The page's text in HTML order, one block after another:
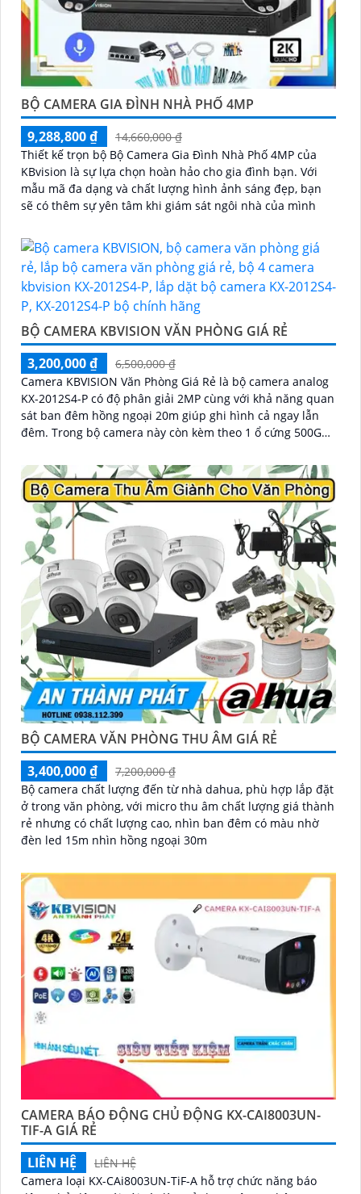
BỘ CAMERA GIA ĐÌNH NHÀ PHỐ 4MP
9,288,800 ₫
14,660,000 ₫
Thiết kế trọn bộ Bộ Camera Gia Đình Nhà Phố 4MP của
KBvision là sự lựa chọn hoàn hảo cho gia đình bạn. Với
mẫu mã đa dạng và chất lượng hình ảnh sáng đẹp, bạn
sẽ có thêm sự yên tâm khi giám sát ngôi nhà của mình
BỘ CAMERA KBVISION VĂN PHÒNG GIÁ RẺ
3,200,000 ₫
6,500,000 ₫
Camera KBVISION Văn Phòng Giá Rẻ là bộ camera analog
KX-2012S4-P có độ phân giải 2MP cùng với khả năng quan
sát ban đêm hồng ngoại 20m giúp ghi hình cả ngay lẫn
đêm. Trong bộ camera này còn kèm theo 1 ổ cứng 500GB
giám sát trong 7 ngày cho 4 mắt camera
BỘ CAMERA VĂN PHÒNG THU ÂM GIÁ RẺ
3,400,000 ₫
7,200,000 ₫
Bộ camera chất lượng đến từ nhà dahua, phù hợp lắp đặt
ở trong văn phòng, với micro thu âm chất lượng giá thành
rẻ nhưng có chất lượng cao, nhìn ban đêm có màu nhờ
đèn led 15m nhìn hồng ngoại 30m
CAMERA BÁO ĐỘNG CHỦ ĐỘNG KX-CAI8003UN-
TIF-A GIÁ RẺ
LIÊN HỆ
LIÊN HỆ
Camera loại KX-CAi8003UN-TiF-A hỗ trợ chức năng báo